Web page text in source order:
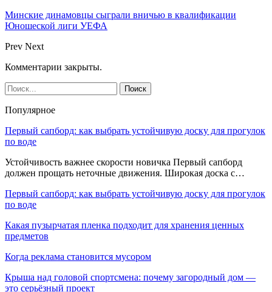
Минские динамовцы сыграли вничью в квалификации
Юношеской лиги УЕФА
Prev Next
Комментарии закрыты.
Популярное
Первый сапборд: как выбрать устойчивую доску для прогулок
по воде
Устойчивость важнее скорости новичка Первый сапборд
должен прощать неточные движения. Широкая доска с…
Первый сапборд: как выбрать устойчивую доску для прогулок
по воде
Какая пузырчатая пленка подходит для хранения ценных
предметов
Когда реклама становится мусором
Крыша над головой спортсмена: почему загородный дом —
это серьёзный проект